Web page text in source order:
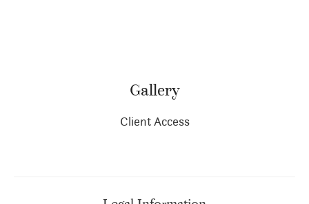
Gallery
Client Access